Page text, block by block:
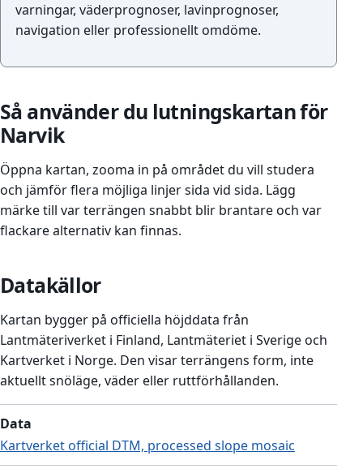
varningar, väderprognoser, lavinprognoser,
navigation eller professionellt omdöme.
Så använder du lutningskartan för
Narvik
Öppna kartan, zooma in på området du vill studera
och jämför flera möjliga linjer sida vid sida. Lägg
märke till var terrängen snabbt blir brantare och var
flackare alternativ kan finnas.
Datakällor
Kartan bygger på officiella höjddata från
Lantmäteriverket i Finland, Lantmäteriet i Sverige och
Kartverket i Norge. Den visar terrängens form, inte
aktuellt snöläge, väder eller ruttförhållanden.
Data
Kartverket official DTM, processed slope mosaic